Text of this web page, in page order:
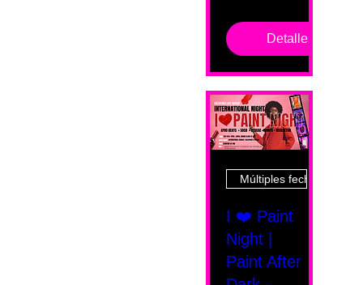
Detalles
Múltiples fechas
I ❤️ Paint
Night |
Paint After